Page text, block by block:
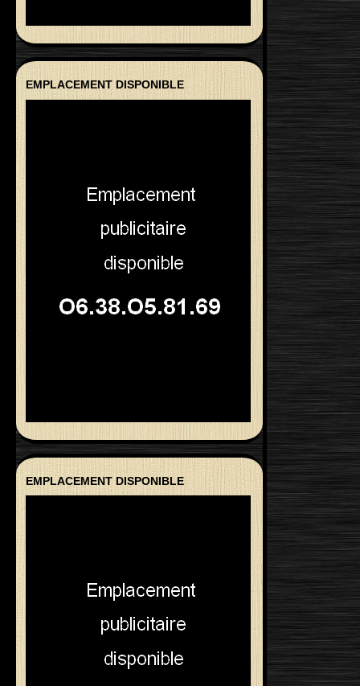
EMPLACEMENT DISPONIBLE
EMPLACEMENT DISPONIBLE